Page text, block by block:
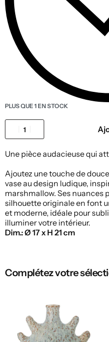
PLUS QUE 1 EN STOCK
Une pièce audacieuse qui
Ajoutez une touche de
vase au design ludique,
marshmallow. Ses nuances
silhouette originale en font
et moderne, idéale pour
illuminer votre intérieur.
Dim.: Ø 17 x H 21 cm
Complétez votre